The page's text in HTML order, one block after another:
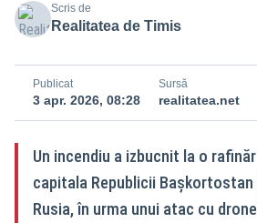
Scris de
Realitatea de Timis
Publicat
3 apr. 2026, 08:28
Sursă
realitatea.net
Un incendiu a izbucnit la o
capitala Republicii Bașkortostan
Rusia, în urma unui atac cu